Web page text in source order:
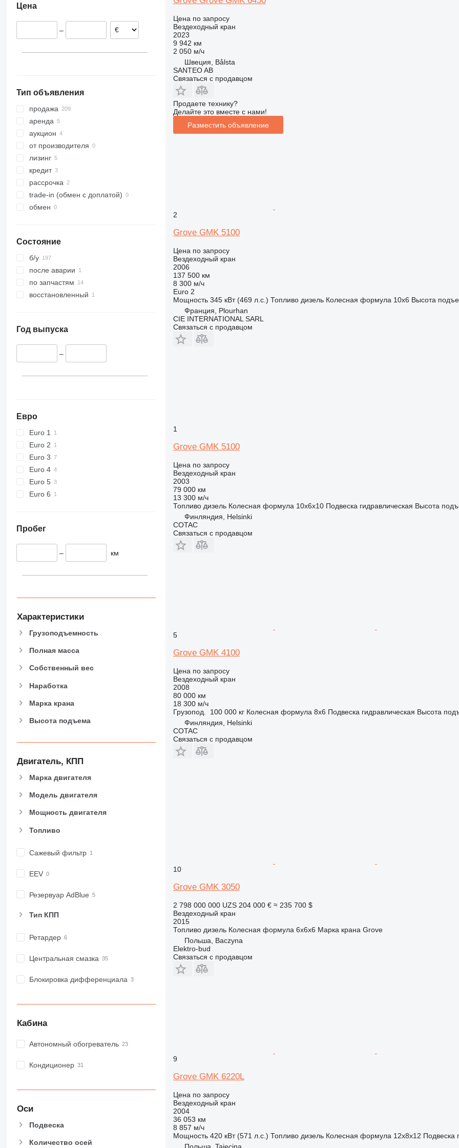
Великобритания
Бельгия
Грузия
Цена
–
Тип объявления
продажа
аренда
аукцион
от производителя
лизинг
кредит
рассрочка
trade-in (обмен с доплатой)
обмен
Состояние
б/у
после аварии
по запчастям
восстановленный
Год выпуска
–
Евро
Euro 1
Euro 2
Euro 3
Euro 4
Euro 5
Euro 6
Пробег
– км
Характеристики
Грузоподъемность
Полная масса
Собственный вес
Наработка
Марка крана
Высота подъема
Двигатель, КПП
Марка двигателя
Модель двигателя
Мощность двигателя
Топливо
Сажевый фильтр
EEV
Резервуар AdBlue
Тип КПП
Ретардер
Центральная смазка
Блокировка дифференциала
Кабина
Автономный обогреватель
Кондиционер
Оси
Подвеска
Количество осей
Цена по запросу
Вездеходный кран
2023
9 942 км
2 050 м/ч
Швеция, Bålsta
SANTEO AB
Связаться с продавцом
Продаете технику?
Делайте это вместе с нами!
Разместить объявление
2
Grove GMK 5100
Цена по запросу
Вездеходный кран
2006
137 500 км
8 300 м/ч
Euro 2
Мощность 345 кВт (469 л.с.) Топливо дизель Колесная формула 10x6 Высота
Франция, Plourhan
CIE INTERNATIONAL SARL
Связаться с продавцом
1
Grove GMK 5100
Цена по запросу
Вездеходный кран
2003
79 000 км
13 300 м/ч
Топливо дизель Колесная формула 10x6x10 Подвеска гидравлическая Высота
Финляндия, Helsinki
COTAC
Связаться с продавцом
5
Grove GMK 4100
Цена по запросу
Вездеходный кран
2008
80 000 км
18 300 м/ч
Грузопод.
100 000 кг Колесная формула 8x6 Подвеска гидравлическая Высота
Финляндия, Helsinki
COTAC
Связаться с продавцом
10
Grove GMK 3050
2 798 000 000 UZS 204 000 € ≈ 235 700 $
Вездеходный кран
2015
Топливо дизель Колесная формула 6x6x6 Марка крана Grove
Польша, Baczyna
Elektro-bud
Связаться с продавцом
9
Grove GMK 6220L
Цена по запросу
Вездеходный кран
2004
36 053 км
8 857 м/ч
Мощность 420 кВт (571 л.с.) Топливо дизель Колесная формула 12x8x12 Подвеска
Польша, Tajęcina